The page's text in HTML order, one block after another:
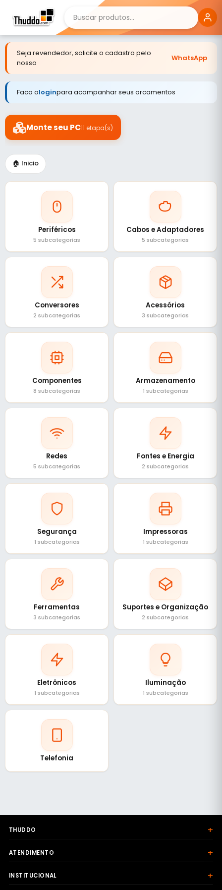
Seja revendedor, solicite o cadastro pelo
nosso
WhatsApp
Faca ologinpara acompanhar seus orcamentos
Monte seu PC11 etapa(s)
🏠 Inicio
Periféricos
5 subcategorias
Cabos e Adaptadores
5 subcategorias
Conversores
2 subcategorias
Acessórios
3 subcategorias
Componentes
8 subcategorias
Armazenamento
1 subcategorias
Redes
5 subcategorias
Fontes e Energia
2 subcategorias
Segurança
1 subcategorias
Impressoras
1 subcategorias
Ferramentas
3 subcategorias
Suportes e Organização
2 subcategorias
Eletrônicos
1 subcategorias
Iluminação
1 subcategorias
Telefonia
THUDDO +
ATENDIMENTO +
INSTITUCIONAL +